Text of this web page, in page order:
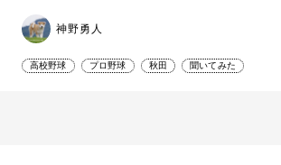
神野勇人
高校野球 プロ野球 秋田 聞いてみた